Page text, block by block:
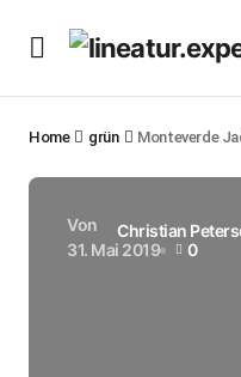
Home grün Monteverde
Von
Christian
31. Mai 2019
0